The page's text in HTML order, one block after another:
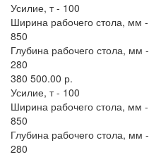
Усилие, т - 100
Ширина рабочего стола, мм -
850
Глубина рабочего стола, мм -
280
380 500.00 р.
Усилие, т - 100
Ширина рабочего стола, мм -
850
Глубина рабочего стола, мм -
280